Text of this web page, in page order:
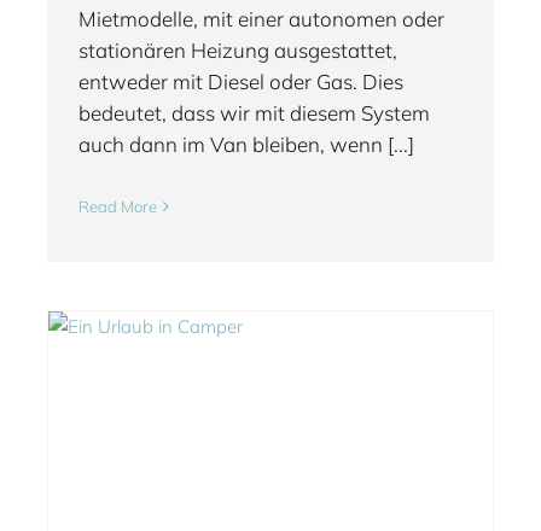
Mietmodelle, mit einer autonomen oder
stationären Heizung ausgestattet,
entweder mit Diesel oder Gas. Dies
bedeutet, dass wir mit diesem System
auch dann im Van bleiben, wenn [...]
Read More